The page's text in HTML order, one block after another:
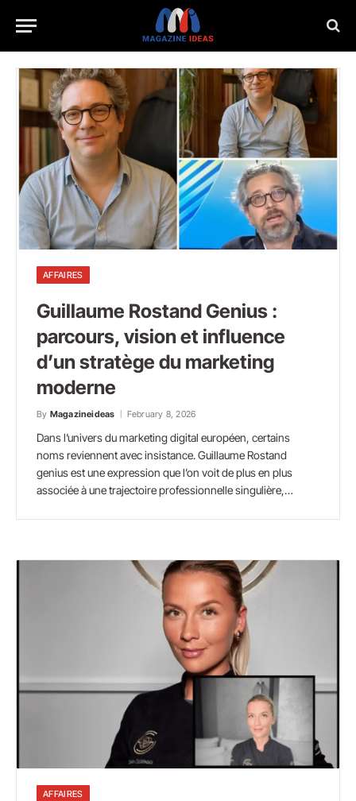
AFFAIRES
Guillaume Rostand Genius :
parcours, vision et influence
d’un stratège du marketing
moderne
By Magazineideas February 8, 2026
Dans l’univers du marketing digital européen, certains
noms reviennent avec insistance. Guillaume Rostand
genius est une expression que l’on voit de plus en plus
associée à une trajectoire professionnelle singulière,…
AFFAIRES